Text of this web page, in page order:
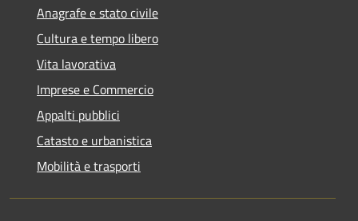
Anagrafe e stato civile
Cultura e tempo libero
Vita lavorativa
Imprese e Commercio
Appalti pubblici
Catasto e urbanistica
Mobilità e trasporti